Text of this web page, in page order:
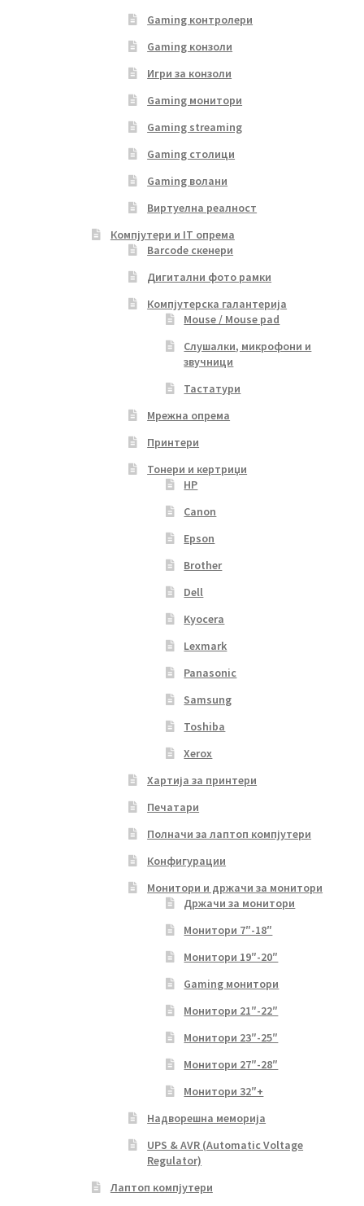
Gaming контролери
Gaming конзоли
Игри за конзоли
Gaming монитори
Gaming streaming
Gaming столици
Gaming волани
Виртуелна реалност
Компјутери и IT опрема
Barcode скенери
Дигитални фото рамки
Компјутерска галантерија
Mouse / Mouse pad
Слушалки, микрофони и
звучници
Тастатури
Мрежна опрема
Принтери
Тонери и кертриџи
HP
Canon
Epson
Brother
Dell
Kyocera
Lexmark
Panasonic
Samsung
Toshiba
Xerox
Хартија за принтери
Печатари
Полначи за лаптоп компјутери
Конфигурации
Монитори и држачи за монитори
Држачи за монитори
Монитори 7″-18″
Монитори 19″-20″
Gaming монитори
Монитори 21″-22″
Монитори 23″-25″
Монитори 27″-28″
Монитори 32″+
Надворешна меморија
UPS & AVR (Automatic Voltage
Regulator)
Лаптоп компјутери